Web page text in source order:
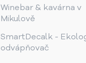
Winebar & kavárna v
Mikulově
SmartDecalk -
odvápňovač